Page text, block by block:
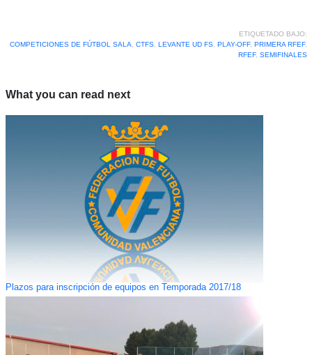
ETIQUETADO BAJO:
COMPETICIONES DE FÚTBOL SALA, CTFS, LEVANTE UD FS, PLAY-OFF, PRIMERA RFEF,
RFEF, SEMIFINALES
What you can read next
Plazos para inscripción de equipos en Temporada 2017/18